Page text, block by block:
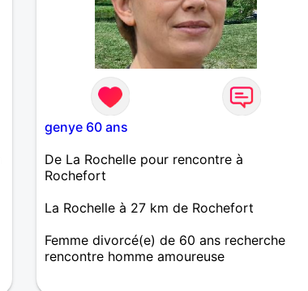
genye 60 ans
De La Rochelle pour rencontre à
Rochefort
La Rochelle à 27 km de Rochefort
Femme divorcé(e) de 60 ans recherche
rencontre homme amoureuse